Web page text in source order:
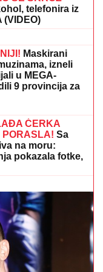
Sada objasnila
PAMETNO,
- NA TETKU"
objavu o malom
reagovala
SE SKROZ
telefonira iz